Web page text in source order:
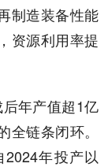
制造装备性能
资源利用率提
年产值超1亿
链条闭环。
年投产以